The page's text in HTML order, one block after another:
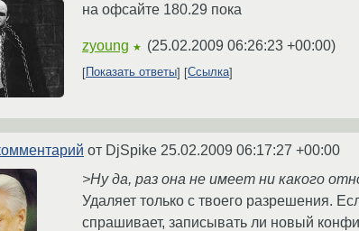
на офсайте 180.29 пока
zyoung ★ (25.02.2009 06:26:23 +00:00)
Показать ответы Ссылка
от DjSpike 25.02.2009 06:17:27 +00:00
>Ну да, раз она не имеет ни какого
Удаляет только с твоего разрешения.
спрашивает, записывать ли новый